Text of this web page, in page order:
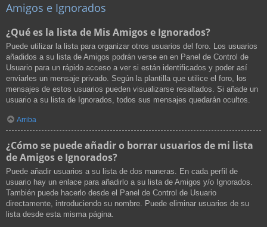
Amigos e Ignorados
¿Qué es la lista de Mis Amigos e Ignorados?
Puede utilizar la lista para organizar otros usuarios del foro. Los usuarios
añadidos a su lista de Amigos podrán verse en en Panel de Control de
Usuario para un rápido acceso a ver si están identificados y poder así
enviarles un mensaje privado. Según la plantilla que utilice el foro, los
mensajes de estos usuarios pueden visualizarse resaltados. Si añade un
usuario a su lista de Ignorados, todos sus mensajes quedarán ocultos.
Arriba
¿Cómo se puede añadir o borrar usuarios de mi lista
de Amigos e Ignorados?
Puede añadir usuarios a su lista de dos maneras. En cada perfil de
usuario hay un enlace para añadirlo a su lista de Amigos y/o Ignorados.
También puede hacerlo desde el Panel de Control de Usuario
directamente, introduciendo su nombre. Puede eliminar usuarios de su
lista desde esta misma página.